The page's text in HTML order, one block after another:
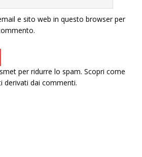
e sito web in questo browser per
per ridurre lo spam. Scopri come
derivati dai commenti.